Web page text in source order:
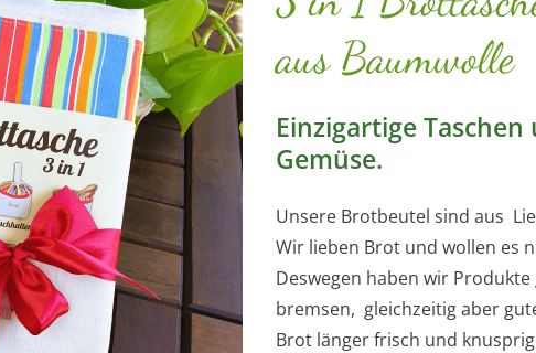
aus Baumwolle
Einzigartige
Gemüse.
Unsere Brotbeutel sind aus
Wir lieben Brot und wollen es
Deswegen haben wir
bremsen, gleichzeitig aber
Brot länger frisch und